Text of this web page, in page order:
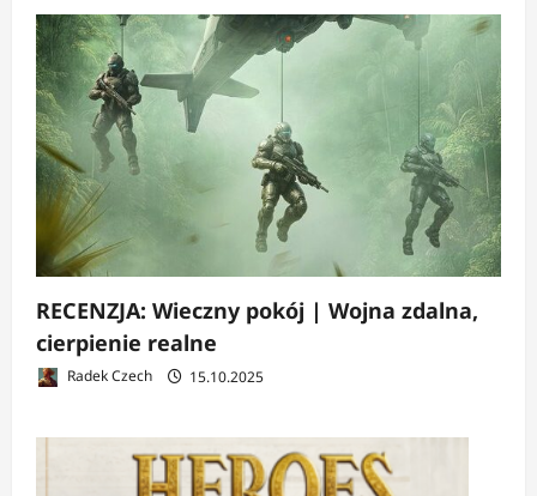
RECENZJA: Wieczny pokój | Wojna zdalna,
cierpienie realne
Radek Czech 15.10.2025